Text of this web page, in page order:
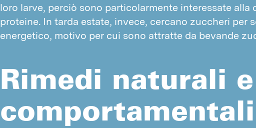
Cimici
Uccelli
loro larve, perciò sono particolarmente interessate alla
proteine. In tarda estate, invece, cercano zuccheri per
energetico, motivo per cui sono attratte da bevande
Rimedi naturali
comportamentali